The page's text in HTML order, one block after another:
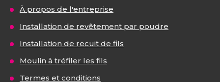
À propos de l'entreprise
Installation de revêtement par poudre
Installation de recuit de fils
Moulin à tréfiler les fils
Termes et conditions